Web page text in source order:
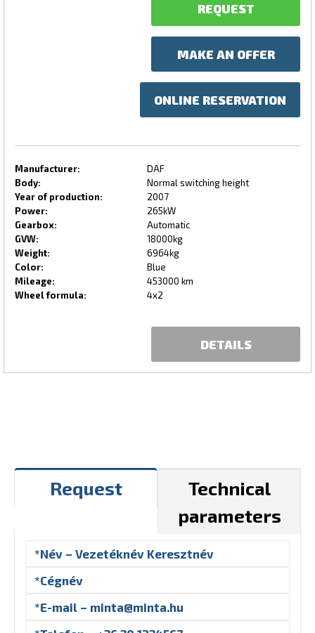
REQUEST
MAKE AN OFFER
ONLINE RESERVATION
Manufacturer:
DAF
Body:
Normal switching height
Year of production:
2007
Power:
265kW
Gearbox:
Automatic
GVW:
18000kg
Weight:
6964kg
Color:
Blue
Mileage:
453000 km
Wheel formula:
4x2
DETAILS
Request
Technical
parameters